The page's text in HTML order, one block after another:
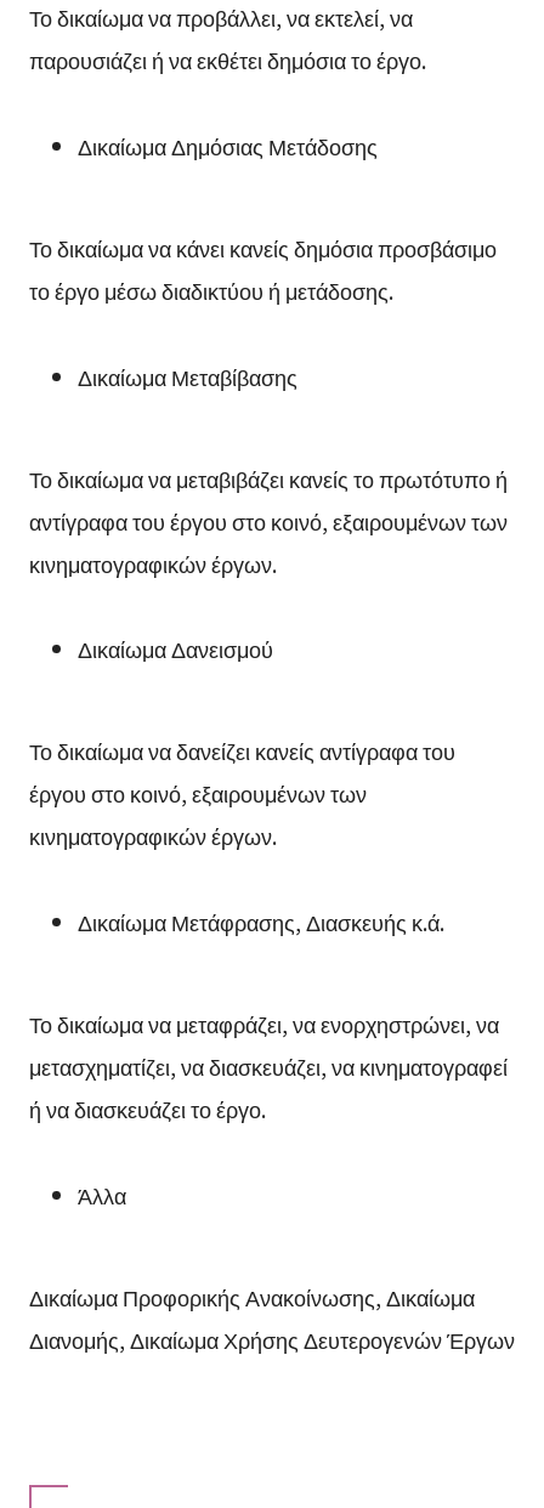
Το δικαίωμα να προβάλλει, να εκτελεί, να
παρουσιάζει ή να εκθέτει δημόσια το έργο.
Δικαίωμα Δημόσιας Μετάδοσης
Το δικαίωμα να κάνει κανείς δημόσια προσβάσιμο
το έργο μέσω διαδικτύου ή μετάδοσης.
Δικαίωμα Μεταβίβασης
Το δικαίωμα να μεταβιβάζει κανείς το πρωτότυπο ή
αντίγραφα του έργου στο κοινό, εξαιρουμένων των
κινηματογραφικών έργων.
Δικαίωμα Δανεισμού
Το δικαίωμα να δανείζει κανείς αντίγραφα του
έργου στο κοινό, εξαιρουμένων των
κινηματογραφικών έργων.
Δικαίωμα Μετάφρασης, Διασκευής κ.ά.
Το δικαίωμα να μεταφράζει, να ενορχηστρώνει, να
μετασχηματίζει, να διασκευάζει, να κινηματογραφεί
ή να διασκευάζει το έργο.
Άλλα
Δικαίωμα Προφορικής Ανακοίνωσης, Δικαίωμα
Διανομής, Δικαίωμα Χρήσης Δευτερογενών Έργων